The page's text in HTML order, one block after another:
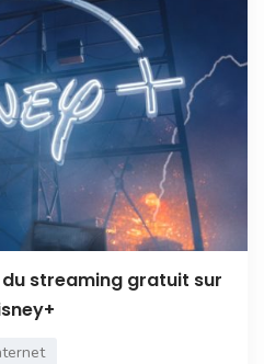
streaming gratuit sur